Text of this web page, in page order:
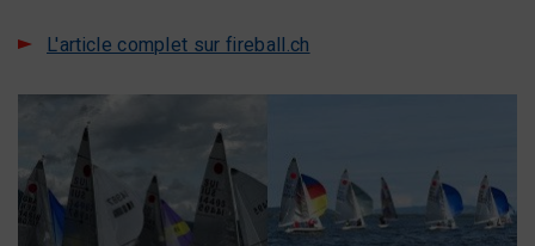
L'article complet sur fireball.ch